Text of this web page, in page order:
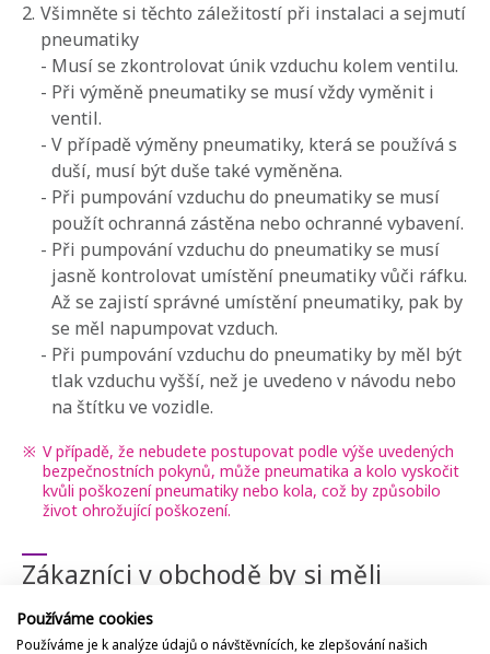
2. Všimněte si těchto záležitostí při instalaci a sejmutí
pneumatiky
- Musí se zkontrolovat únik vzduchu kolem ventilu.
- Při výměně pneumatiky se musí vždy vyměnit i
ventil.
- V případě výměny pneumatiky, která se používá s
duší, musí být duše také vyměněna.
- Při pumpování vzduchu do pneumatiky se musí
použít ochranná zástěna nebo ochranné vybavení.
- Při pumpování vzduchu do pneumatiky se musí
jasně kontrolovat umístění pneumatiky vůči ráfku.
Až se zajistí správné umístění pneumatiky, pak by
se měl napumpovat vzduch.
- Při pumpování vzduchu do pneumatiky by měl být
tlak vzduchu vyšší, než je uvedeno v návodu nebo
na štítku ve vozidle.
※ V případě, že nebudete postupovat podle výše uvedených
bezpečnostních pokynů, může pneumatika a kolo vyskočit
kvůli poškození pneumatiky nebo kola, což by způsobilo
život ohrožující poškození.
Zákazníci v obchodě by si měli
všimnout následujících záležitostí
Používáme cookies
Používáme je k analýze údajů o návštěvnících, ke zlepšování našich